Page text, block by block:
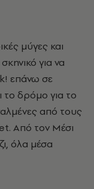
μύγες και
για να
επάνω σε
το δρόμο για το
από τους
Από τον Μέσι
όλα μέσα